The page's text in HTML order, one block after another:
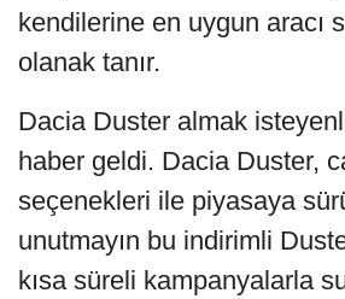
kendilerine en uygun aracı
olanak tanır.
Dacia Duster almak
haber geldi. Dacia Duster,
seçenekleri ile piyasaya
unutmayın bu indirimli
kısa süreli kampanyalarla